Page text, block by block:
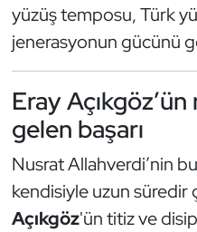
yüzüş temposu, Türk
jenerasyonun gücünü
Eray
gelen başarı
Nusrat Allahverdi’nin bu
kendisiyle uzun süredir
Açıkgöz'ün titiz ve
Hava Sporları
Hentbol
İşitme Engelli
Judo ve Kuraş
Kano ve Rafting